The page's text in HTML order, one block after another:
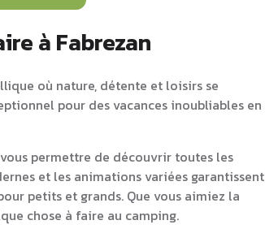
à Fabrezan
où nature, détente et loisirs se
pour des vacances inoubliables en
permettre de découvrir toutes les
et les animations variées garantissent
petits et grands. Que vous aimiez la
chose à faire au camping.